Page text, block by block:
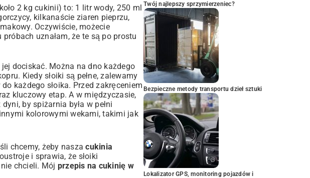
2 kg cukinii) to: 1 litr wody, 250 ml
kilkanaście ziaren pieprzu,
Oczywiście, możecie
uznałam, że te są po prostu
dociskać. Można na dno każdego
Kiedy słoiki są pełne, zalewamy
każdego słoika. Przed zakręceniem
kluczowy etap. A w międzyczasie,
dyni, by spiżarnia była w pełni
kolorowymi wekami, takimi jak
chcemy, żeby naszacukinia
i sprawia, że słoiki
chcieli. Mój przepis na cukinię w
Twój najlepszy sprzymierzeniec?
Bezpieczne metody transportu dzieł sztuki
Lokalizator GPS, monitoring pojazdów i